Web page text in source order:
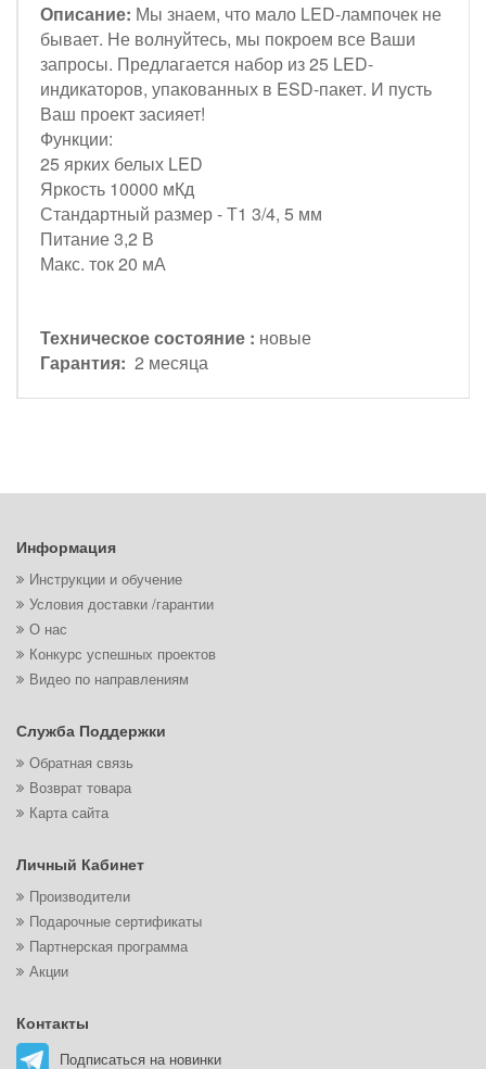
Описание: Мы знаем, что мало LED-лампочек не
бывает. Не волнуйтесь, мы покроем все Ваши
запросы. Предлагается набор из 25 LED-
индикаторов, упакованных в ESD-пакет. И пусть
Ваш проект засияет!
Функции:
25 ярких белых LED
Яркость 10000 мКд
Стандартный размер - Т1 3/4, 5 мм
Питание 3,2 В
Макс. ток 20 мА
Техническое состояние : новые
Гарантия: 2 месяца
Информация
Инструкции и обучение
Условия доставки /гарантии
О нас
Конкурс успешных проектов
Видео по направлениям
Служба Поддержки
Обратная связь
Возврат товара
Карта сайта
Личный Кабинет
Производители
Подарочные сертификаты
Партнерская программа
Акции
Контакты
Подписаться на новинки